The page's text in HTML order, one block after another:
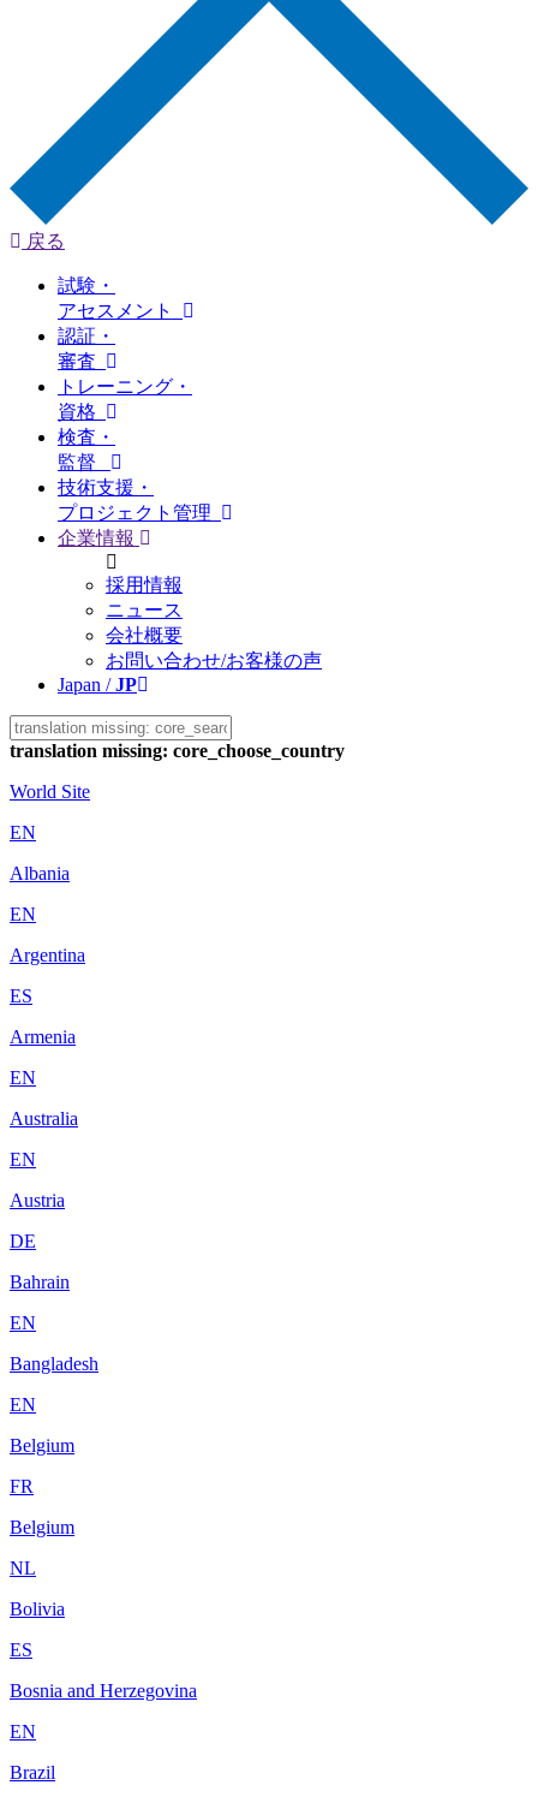
戻る
試験・
アセスメント
認証・
審査
トレーニング・
資格
検査・
監督
技術支援・
プロジェクト管理
企業情報
採用情報
ニュース
会社概要
お問い合わせ/お客様の声
Japan /JP
translation missing: core_choose_country
World Site
EN
Albania
EN
Argentina
ES
Armenia
EN
Australia
EN
Austria
DE
Bahrain
EN
Bangladesh
EN
Belgium
FR
Belgium
NL
Bolivia
ES
Bosnia and Herzegovina
EN
Brazil